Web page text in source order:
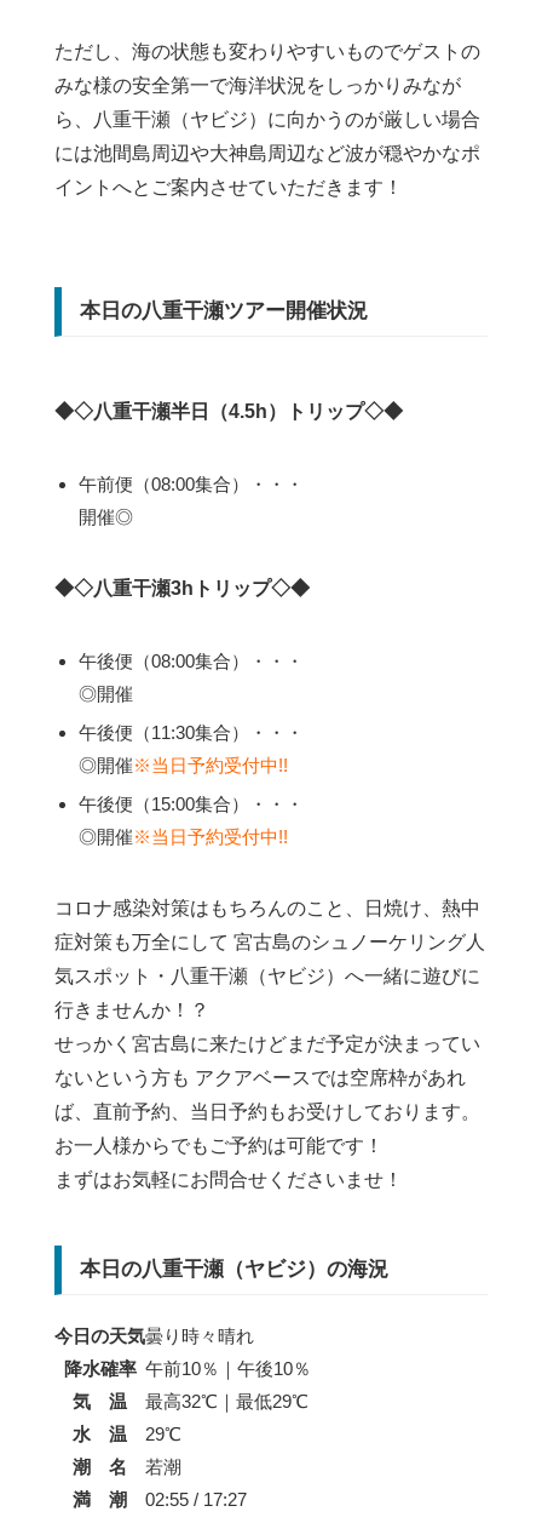
ただし、海の状態も変わりやすいものでゲストの
みな様の安全第一で海洋状況をしっかりみなが
ら、八重干瀬（ヤビジ）に向かうのが厳しい場合
には池間島周辺や大神島周辺など波が穏やかなポ
イントへとご案内させていただきます！
本日の八重干瀬ツアー開催状況
◆◇八重干瀬半日（4.5h）トリップ◇◆
午前便（08:00集合）・・・
開催◎
◆◇八重干瀬3hトリップ◇◆
午後便（08:00集合）・・・
◎開催
午後便（11:30集合）・・・
◎開催※当日予約受付中!!
午後便（15:00集合）・・・
◎開催※当日予約受付中!!
コロナ感染対策はもちろんのこと、日焼け、熱中
症対策も万全にして 宮古島のシュノーケリング人
気スポット・八重干瀬（ヤビジ）へ一緒に遊びに
行きませんか！？
せっかく宮古島に来たけどまだ予定が決まってい
ないという方も アクアベースでは空席枠があれ
ば、直前予約、当日予約もお受けしております。
お一人様からでもご予約は可能です！
まずはお気軽にお問合せくださいませ！
本日の八重干瀬（ヤビジ）の海況
今日の天気曇り時々晴れ
降水確率 午前10％｜午後10％
気 温
最高32℃｜最低29℃
水 温
29℃
潮 名
若潮
満 潮
02:55 / 17:27